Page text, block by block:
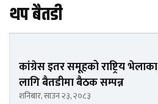
थप बैतडी
कांग्रेस इतर समूहको राष्ट्रिय भेलाका
लागि बैतडीमा बैठक सम्पन्न
शनिबार, साउन २३, २०८३